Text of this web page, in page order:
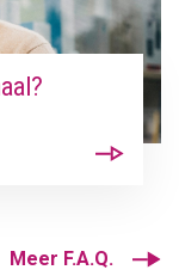
Meer F.A.Q.